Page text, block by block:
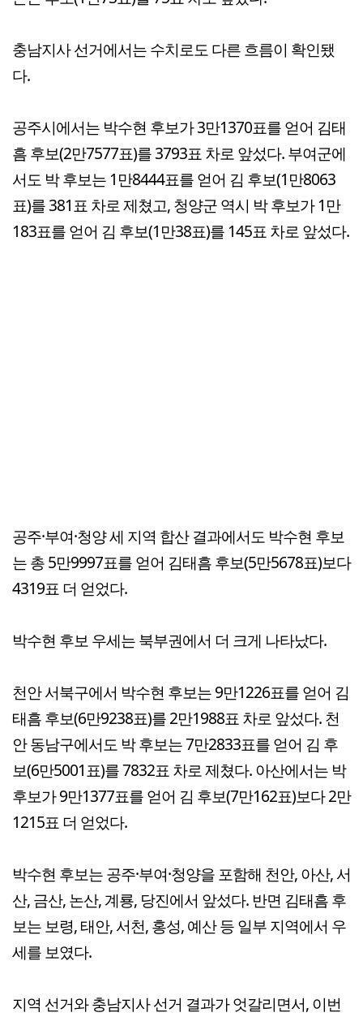
충남지사 선거에서는 수치로도 다른 흐름이 확인됐
다.
공주시에서는 박수현 후보가 3만1370표를 얻어 김태
흠 후보(2만7577표)를 3793표 차로 앞섰다. 부여군에
서도 박 후보는 1만8444표를 얻어 김 후보(1만8063
표)를 381표 차로 제쳤고, 청양군 역시 박 후보가 1만
183표를 얻어 김 후보(1만38표)를 145표 차로 앞섰다.
공주·부여·청양 세 지역 합산 결과에서도 박수현 후보
는 총 5만9997표를 얻어 김태흠 후보(5만5678표)보다
4319표 더 얻었다.
박수현 후보 우세는 북부권에서 더 크게 나타났다.
천안 서북구에서 박수현 후보는 9만1226표를 얻어 김
태흠 후보(6만9238표)를 2만1988표 차로 앞섰다. 천
안 동남구에서도 박 후보는 7만2833표를 얻어 김 후
보(6만5001표)를 7832표 차로 제쳤다. 아산에서는 박
후보가 9만1377표를 얻어 김 후보(7만162표)보다 2만
1215표 더 얻었다.
박수현 후보는 공주·부여·청양을 포함해 천안, 아산, 서
산, 금산, 논산, 계룡, 당진에서 앞섰다. 반면 김태흠 후
보는 보령, 태안, 서천, 홍성, 예산 등 일부 지역에서 우
세를 보였다.
지역 선거와 충남지사 선거 결과가 엇갈리면서, 이번